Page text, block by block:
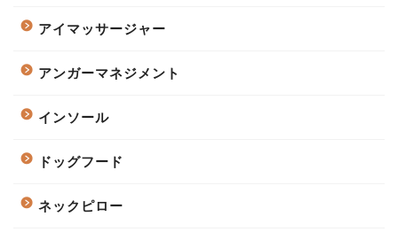
アイマッサージャー
アンガーマネジメント
インソール
ドッグフード
ネックピロー